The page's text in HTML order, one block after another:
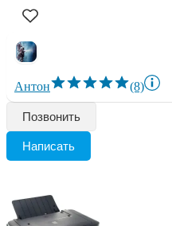
Антон (8)
Позвонить
Написать